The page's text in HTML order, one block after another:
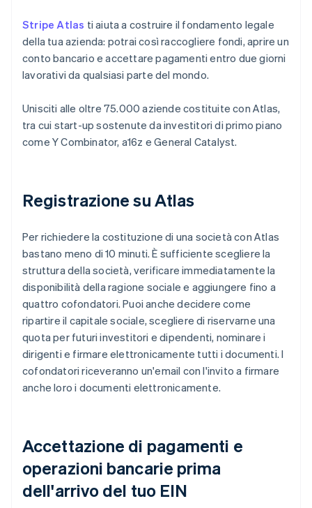
Stripe Atlas ti aiuta a costruire il fondamento legale
della tua azienda: potrai così raccogliere fondi, aprire un
conto bancario e accettare pagamenti entro due giorni
lavorativi da qualsiasi parte del mondo.
Unisciti alle oltre 75.000 aziende costituite con Atlas,
tra cui start-up sostenute da investitori di primo piano
come Y Combinator, a16z e General Catalyst.
Registrazione su Atlas
Per richiedere la costituzione di una società con Atlas
bastano meno di 10 minuti. È sufficiente scegliere la
struttura della società, verificare immediatamente la
disponibilità della ragione sociale e aggiungere fino a
quattro cofondatori. Puoi anche decidere come
ripartire il capitale sociale, scegliere di riservarne una
quota per futuri investitori e dipendenti, nominare i
dirigenti e firmare elettronicamente tutti i documenti. I
cofondatori riceveranno un'email con l'invito a firmare
anche loro i documenti elettronicamente.
Accettazione di pagamenti e
operazioni bancarie prima
dell'arrivo del tuo EIN